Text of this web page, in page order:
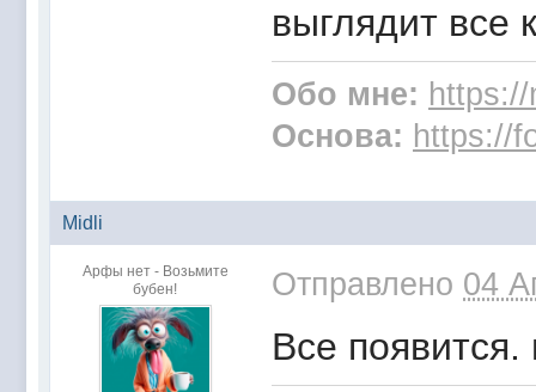
выглядит все
Обо мне:
Основа: https://
Midli
Арфы нет - Возьмите
бубен!
Отправлено 04
Все